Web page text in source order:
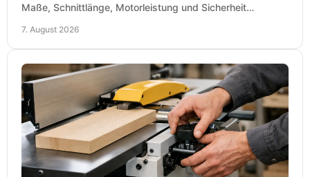
Maße, Schnittlänge, Motorleistung und Sicherheit
7. August 2026